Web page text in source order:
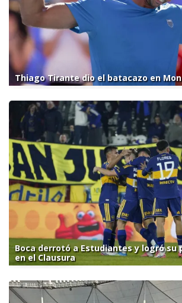
Thiago Tirante dio el batacazo en
Boca derrotó a Estudiantes y logró su
en el Clausura